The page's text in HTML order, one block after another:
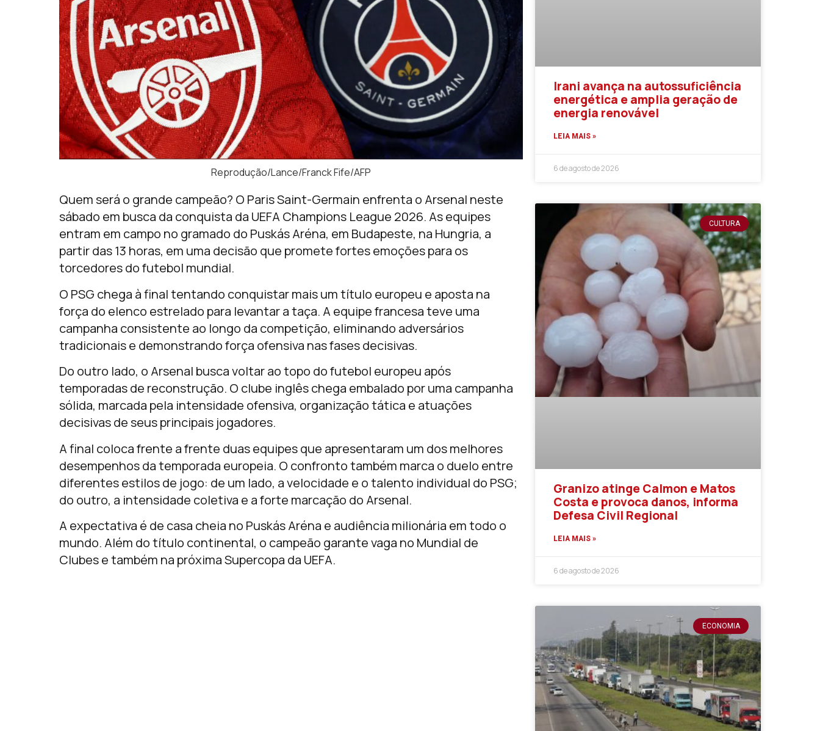
Reprodução/Lance/Franck Fife/AFP
Quem será o grande campeão? O Paris Saint-Germain enfrenta o Arsenal neste
sábado em busca da conquista da UEFA Champions League 2026. As equipes
entram em campo no gramado do Puskás Aréna, em Budapeste, na Hungria, a
partir das 13 horas, em uma decisão que promete fortes emoções para os
torcedores do futebol mundial.
O PSG chega à final tentando conquistar mais um título europeu e aposta na
força do elenco estrelado para levantar a taça. A equipe francesa teve uma
campanha consistente ao longo da competição, eliminando adversários
tradicionais e demonstrando força ofensiva nas fases decisivas.
Do outro lado, o Arsenal busca voltar ao topo do futebol europeu após
temporadas de reconstrução. O clube inglês chega embalado por uma campanha
sólida, marcada pela intensidade ofensiva, organização tática e atuações
decisivas de seus principais jogadores.
A final coloca frente a frente duas equipes que apresentaram um dos melhores
desempenhos da temporada europeia. O confronto também marca o duelo entre
diferentes estilos de jogo: de um lado, a velocidade e o talento individual do PSG;
do outro, a intensidade coletiva e a forte marcação do Arsenal.
A expectativa é de casa cheia no Puskás Aréna e audiência milionária em todo o
mundo. Além do título continental, o campeão garante vaga no Mundial de
Clubes e também na próxima Supercopa da UEFA.
Irani avança na autossuficiência
energética e amplia geração de
energia renovável
LEIA MAIS »
6 de agosto de 2026
CULTURA
Granizo atinge Calmon e Matos
Costa e provoca danos, informa
Defesa Civil Regional
LEIA MAIS »
6 de agosto de 2026
ECONOMIA